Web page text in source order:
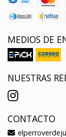
MEDIOS DE
NUESTRAS
CONTACTO